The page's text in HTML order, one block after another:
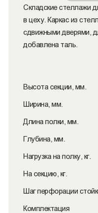
Складские стеллажи
в цеху. Каркас из
сдвижными дверями,
добавлена таль.
Высота секции, мм.
Ширина, мм.
Длина полки, мм.
Глубина, мм.
Нагрузка на полку, кг.
На секцию, кг.
Шаг перфорации
Комплектация